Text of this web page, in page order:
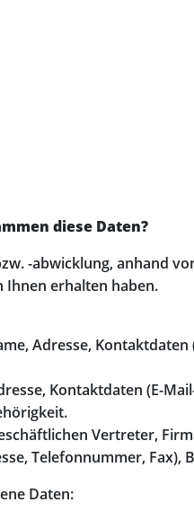
diese Daten?
-abwicklung, anhand
Ihnen erhalten haben.
Adresse,
Kontaktdaten (E-
Vertreter,
Telefonnummer, Fax),
Daten: